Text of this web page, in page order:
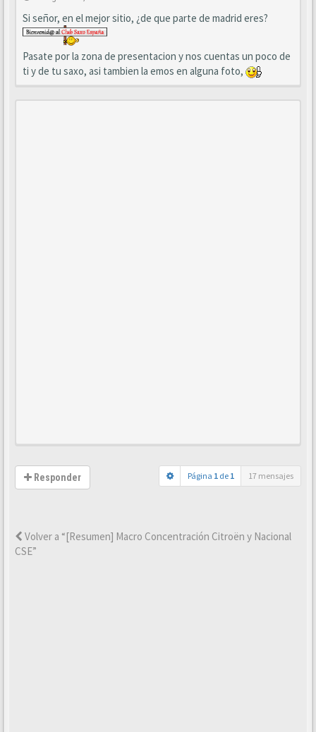
Si señor, en el mejor sitio, ¿de que parte de madrid eres?
Pasate por la zona de presentacion y nos cuentas un poco de
ti y de tu saxo, asi tambien la emos en alguna foto,
Responder Página 1 de 1 17 mensajes
Volver a “[Resumen] Macro Concentración Citroën y Nacional
CSE”